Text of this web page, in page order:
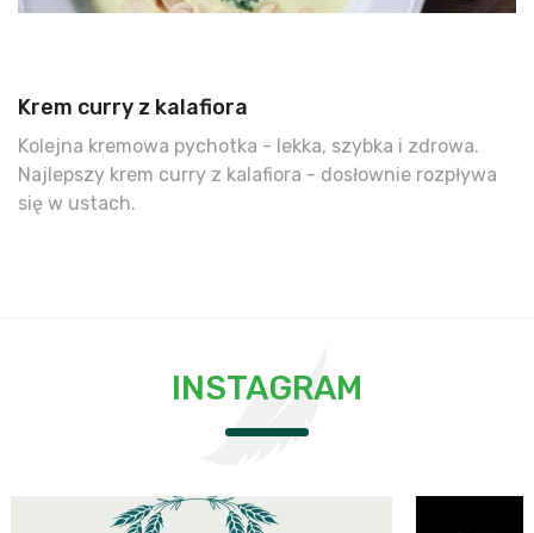
Krem curry z kalafiora
Kolejna kremowa pychotka - lekka, szybka i zdrowa.
Najlepszy krem curry z kalafiora - dosłownie rozpływa
się w ustach.
INSTAGRAM